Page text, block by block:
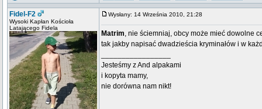
Fidel-F2
Wysoki Kapłan Kościoła
Latającego Fidela
Wysłany: 14 Września 2010, 21:28
Matrim, nie ściemniaj, obcy może mieć dowolne
tak jakby napisać dwadzieścia kryminałów i w
Jesteśmy z And alpakami
i kopyta mamy,
nie dorówna nam nikt!